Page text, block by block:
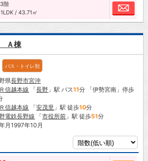
階
/ 43.71㎡
お
Ａ棟
バス・トイレ別
県長野市宮沖
信越本線 「長野 」駅 バス11分 「伊勢宮南」停歩
信越本線 「安茂里 」駅 徒歩10分
電鉄長野線 「市役所前 」駅 徒歩51分
月1997年10月